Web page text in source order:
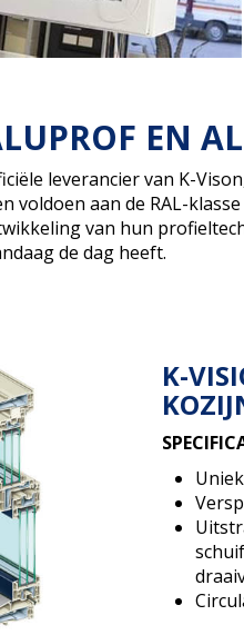
EN
leverancier van K-
voldoen aan de RAL-
van hun
de dag heeft.
K-